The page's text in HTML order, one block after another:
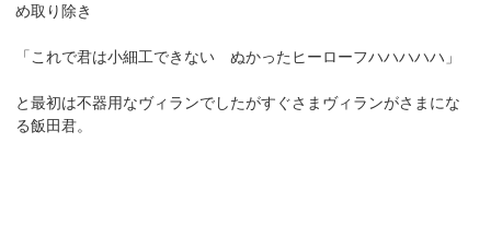
め取り除き
「これで君は小細工できない ぬかったヒーローフハハハハハ」
と最初は不器用なヴィランでしたがすぐさまヴィランがさまにな
る飯田君。